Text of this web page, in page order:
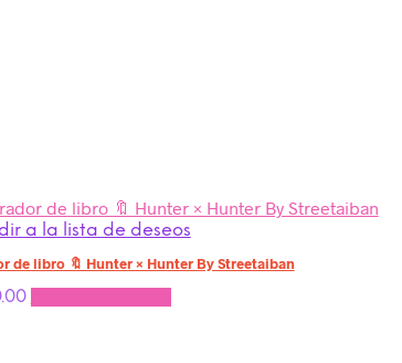
a la lista de deseos
de libro 🔖 Hunter × Hunter By Streetaiban